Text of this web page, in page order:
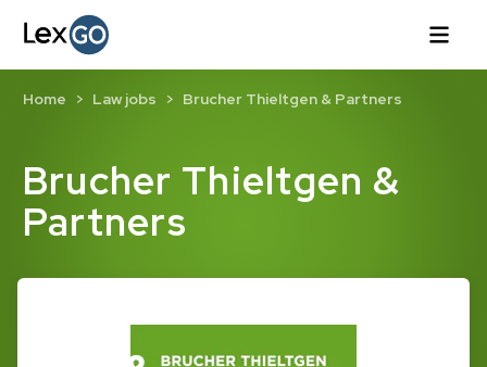
Brucher Thieltgen &
Partners
Home Law jobs Brucher Thieltgen & Partners